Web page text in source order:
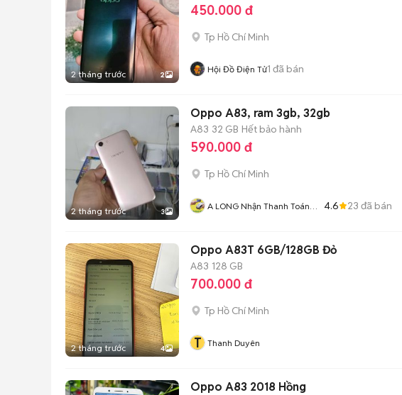
2 tháng trước 2
450.000 đ
Tp Hồ Chí Minh
Hội Đồ Điện Tử1 đã bán
2 tháng trước 3
Oppo A83, ram 3gb, 32gb
A83 32 GB Hết bảo hành
590.000 đ
Tp Hồ Chí Minh
A LONG Nhận Thanh Toán
4.6 23 đã bán
2 tháng trước 4
Oppo A83T 6GB/128GB Đỏ
A83 128 GB
700.000 đ
Tp Hồ Chí Minh
T Thanh Duyên
Oppo A83 2018 Hồng